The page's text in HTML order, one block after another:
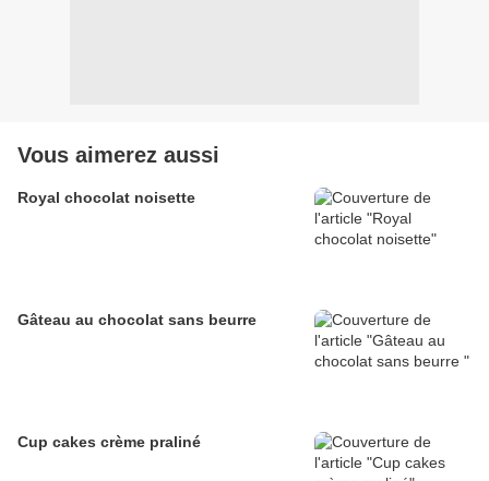
Vous aimerez aussi
Royal chocolat noisette
Gâteau au chocolat sans beurre
Cup cakes crème praliné